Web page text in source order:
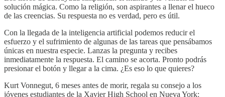
solución mágica. Como la religión, son aspirantes a llenar el hueco
de las creencias. Su respuesta no es verdad, pero es útil.
Con la llegada de la inteligencia artificial podemos reducir el
esfuerzo y el sufrimiento de algunas de las tareas que pensábamos
únicas en nuestra especie. Lanzas la pregunta y recibes
inmediatamente la respuesta. El camino se acorta. Pronto podrás
presionar el botón y llegar a la cima. ¿Es eso lo que quieres?
Kurt Vonnegut, 6 meses antes de morir, regala su consejo a los
jóvenes estudiantes de la Xavier High School en Nueva York: